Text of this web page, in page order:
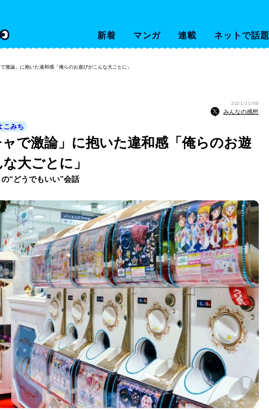
新着 マンガ 連載 ネットで話題
で激論」に抱いた違和感「俺らのお遊びがこんな大ごとに」
2021/11/08
みんなの感想
こみち
ャで激論」に抱いた違和感「俺らのお遊
大ごとに」
“どうでもいい”会話